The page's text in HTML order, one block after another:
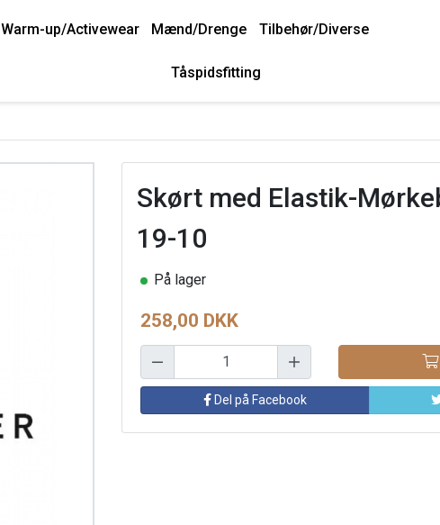
Warm-up/Activewear Mænd/Drenge Tilbehør/Diverse
Tåspidsfitting
Skørt med Elastik-
19-10
På lager
258,00 DKK
Del på Facebook